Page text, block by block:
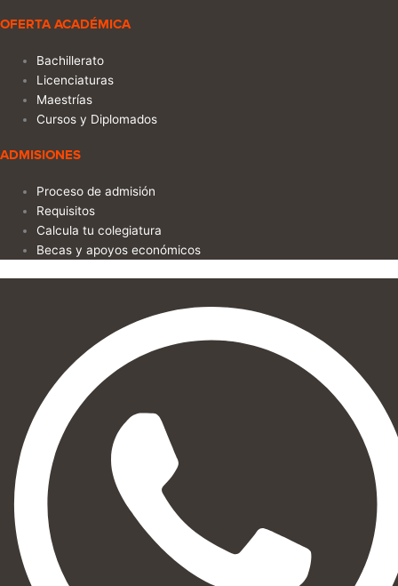
OFERTA ACADÉMICA
Bachillerato
Licenciaturas
Maestrías
Cursos y Diplomados
ADMISIONES
Proceso de admisión
Requisitos
Calcula tu colegiatura
Becas y apoyos económicos